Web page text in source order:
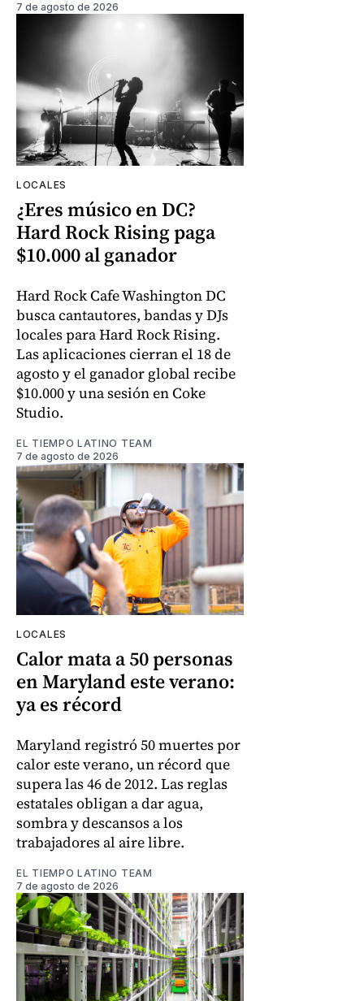
7 de agosto de 2026
LOCALES
¿Eres músico en DC?
Hard Rock Rising paga
$10.000 al ganador
Hard Rock Cafe Washington DC
busca cantautores, bandas y DJs
locales para Hard Rock Rising.
Las aplicaciones cierran el 18 de
agosto y el ganador global recibe
$10.000 y una sesión en Coke
Studio.
EL TIEMPO LATINO TEAM
7 de agosto de 2026
LOCALES
Calor mata a 50 personas
en Maryland este verano:
ya es récord
Maryland registró 50 muertes por
calor este verano, un récord que
supera las 46 de 2012. Las reglas
estatales obligan a dar agua,
sombra y descansos a los
trabajadores al aire libre.
EL TIEMPO LATINO TEAM
7 de agosto de 2026